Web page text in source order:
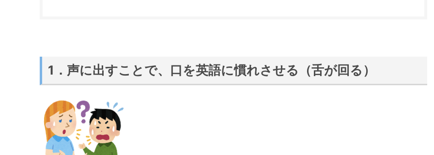
1．声に出すことで、口を英語に慣れさせる（舌が回る）